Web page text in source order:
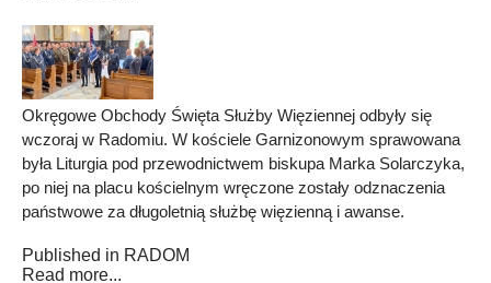
Okręgowe Obchody Święta Służby Więziennej odbyły się
wczoraj w Radomiu. W kościele Garnizonowym sprawowana
była Liturgia pod przewodnictwem biskupa Marka Solarczyka,
po niej na placu kościelnym wręczone zostały odznaczenia
państwowe za długoletnią służbę więzienną i awanse.
Published in RADOM
Read more...